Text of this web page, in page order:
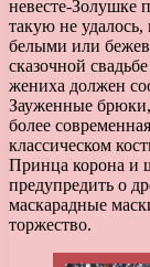
невесте-Золушке
такую не удалось,
белыми или
сказочной
жениха должен
Зауженные
более
классическом
Принца корона и
предупредить о
маскарадные
торжество.